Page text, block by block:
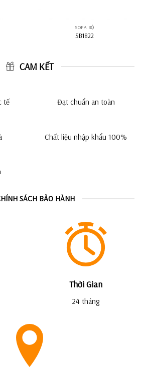
SOFA BỘ
SB1822
CAM KẾT
tế Đạt chuẩn an toàn
Chất liệu nhập khẩu 100%
SÁCH BẢO HÀNH
Thời Gian
24 tháng